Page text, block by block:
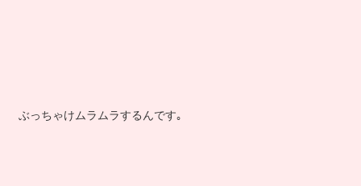
ぶっちゃけムラムラするんです｡